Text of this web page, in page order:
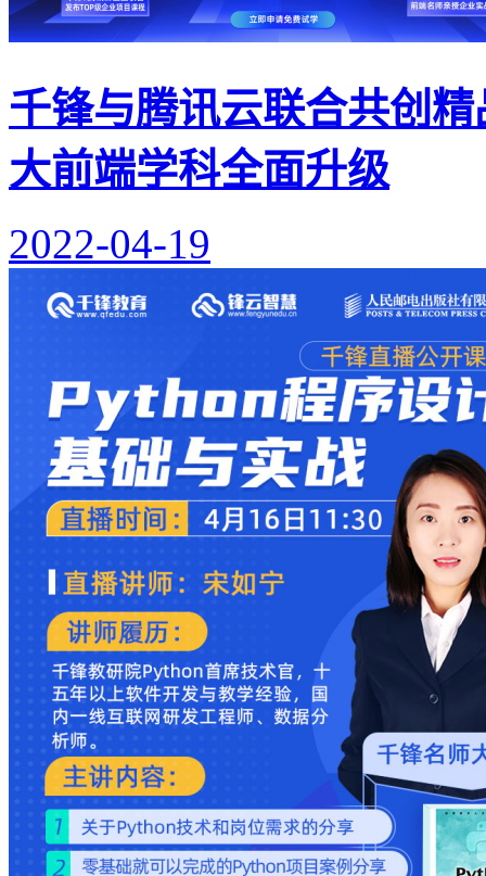
千锋与腾讯云联合共创
大前端学科全面升级
2022-04-19